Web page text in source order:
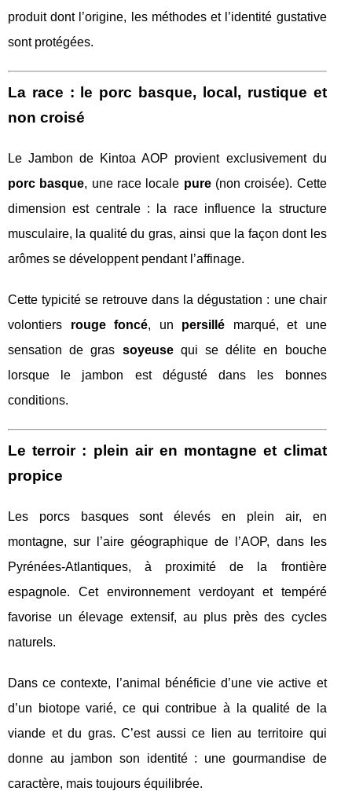
produit dont l’origine, les méthodes et l’identité gustative
sont protégées.
La race : le porc basque, local, rustique et
non croisé
Le Jambon de Kintoa AOP provient exclusivement du
porc basque, une race locale pure(non croisée). Cette
dimension est centrale : la race influence la structure
musculaire, la qualité du gras, ainsi que la façon dont les
arômes se développent pendant l’affinage.
Cette typicité se retrouve dans la dégustation : une chair
volontiers rouge foncé, un persillé marqué, et une
sensation de gras soyeusequi se délite en bouche
lorsque le jambon est dégusté dans les bonnes
conditions.
Le terroir : plein air en montagne et climat
propice
Les porcs basques sont élevés en plein air, en
montagne, sur l’aire géographique de l’AOP, dans les
Pyrénées-Atlantiques, à proximité de la frontière
espagnole. Cet environnement verdoyant et tempéré
favorise un élevage extensif, au plus près des cycles
naturels.
Dans ce contexte, l’animal bénéficie d’une vie active et
d’un biotope varié, ce qui contribue à la qualité de la
viande et du gras. C’est aussi ce lien au territoire qui
donne au jambon son identité : une gourmandise de
caractère, mais toujours équilibrée.